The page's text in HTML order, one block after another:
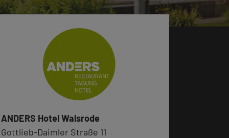
ANDERS Hotel Walsrode
Gottlieb-Daimler Straße 11